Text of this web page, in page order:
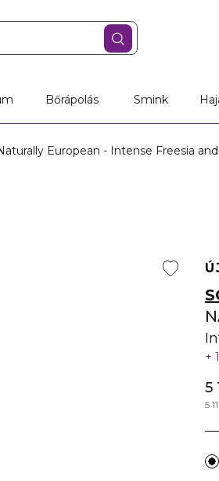
Bőrápolás Smink
European - Intense Freesia
5
5